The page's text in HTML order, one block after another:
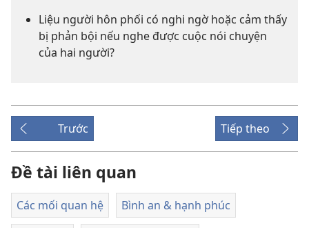
Liệu người hôn phối có nghi ngờ hoặc cảm thấy
bị phản bội nếu nghe được cuộc nói chuyện
của hai người?
Trước Tiếp theo
Đề tài liên quan
Các mối quan hệ Bình an & hạnh phúc